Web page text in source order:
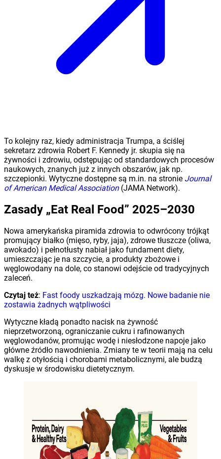
To kolejny raz, kiedy administracja Trumpa, a ściślej
sekretarz zdrowia Robert F. Kennedy jr. skupia się na
żywności i zdrowiu, odstępując od standardowych procesów
naukowych, znanych już z innych obszarów, jak np.
szczepionki. Wytyczne dostępne są m.in. na stronie Journal
of American Medical Association(JAMA Network).
Zasady „Eat Real Food” 2025–2030
Nowa amerykańska piramida zdrowia to odwrócony trójkąt
promujący białko (mięso, ryby, jaja), zdrowe tłuszcze (oliwa,
awokado) i pełnotłusty nabiał jako fundament diety,
umieszczając je na szczycie, a produkty zbożowe i
węglowodany na dole, co stanowi odejście od tradycyjnych
zaleceń.
Czytaj też: Fast foody uszkadzają mózg. Nowe badanie nie
zostawia żadnych wątpliwości
Wytyczne kładą ponadto nacisk na żywność
nieprzetworzoną, ograniczanie cukru i rafinowanych
węglowodanów, promując wodę i niesłodzone napoje jako
główne źródło nawodnienia. Zmiany te w teorii mają na celu
walkę z otyłością i chorobami metabolicznymi, ale budzą
dyskusje w środowisku dietetycznym.